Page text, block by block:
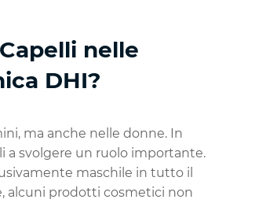
nelle
DHI?
ma anche nelle donne. In
a svolgere un ruolo importante.
maschile in tutto il
alcuni prodotti cosmetici non